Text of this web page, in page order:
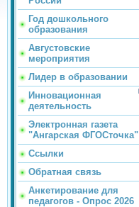
Год дошкольного
образования
Августовские
мероприятия
Лидер в образовании
Инновационная
деятельность
Электронная газета
"Ангарская ФГОСточка"
Ссылки
Обратная связь
Анкетирование для
педагогов - Опрос 2026